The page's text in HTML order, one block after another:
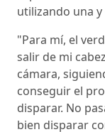
utilizando una y
"Para mí, el
salir de mi
cámara,
conseguir el
disparar. No
bien disparar